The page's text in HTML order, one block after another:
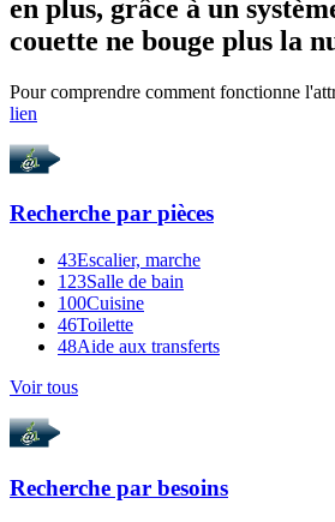
en plus, grâce à un
couette ne bouge plus la
Pour comprendre comment fonctionne
lien
Recherche par pièces
43Escalier, marche
123Salle de bain
100Cuisine
46Toilette
48Aide aux transferts
Voir tous
Recherche par besoins